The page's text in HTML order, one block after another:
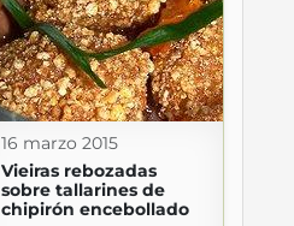
16 marzo 2015
Vieiras rebozadas
sobre tallarines de
chipirón encebollado